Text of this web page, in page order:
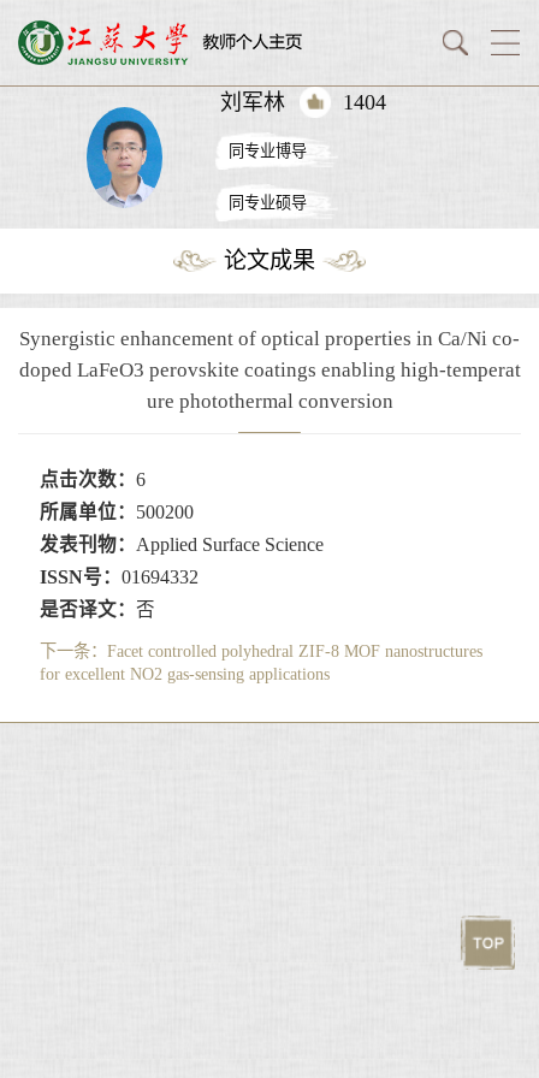
刘军林 1404
同专业博导
同专业硕导
论文成果
Synergistic enhancement of optical properties in Ca/Ni co-
doped LaFeO3 perovskite coatings enabling high-temperat
ure photothermal conversion
点击次数： 6
所属单位： 500200
发表刊物： Applied Surface Science
ISSN号： 01694332
是否译文： 否
下一条： Facet controlled polyhedral ZIF-8 MOF nanostructures
for excellent NO2 gas-sensing applications